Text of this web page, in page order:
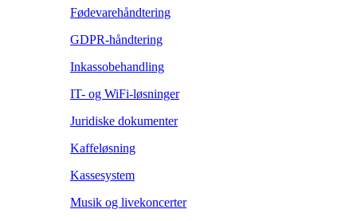
Fødevarehåndtering
GDPR-håndtering
Inkassobehandling
IT- og WiFi-løsninger
Juridiske dokumenter
Kaffeløsning
Kassesystem
Musik og livekoncerter